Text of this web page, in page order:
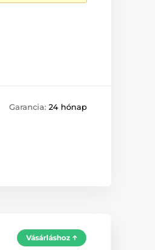
Garancia: 24 hónap
Vásárláshoz